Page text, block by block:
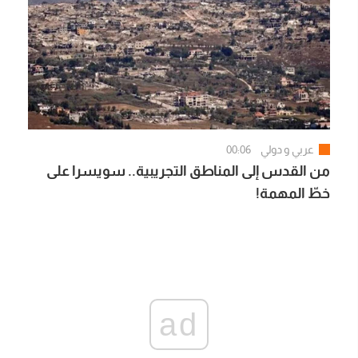
عربي و دولي 00:06
من القدس إلى المناطق التجريبية.. سويسرا على
خطّ المهمة!
ad